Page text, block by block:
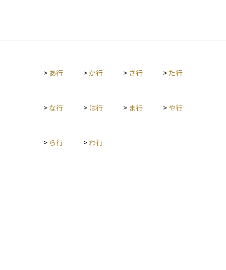
> あ行 >か行 > さ行 > た行
> な行 > は行 > ま行 > や行
> ら行 > わ行